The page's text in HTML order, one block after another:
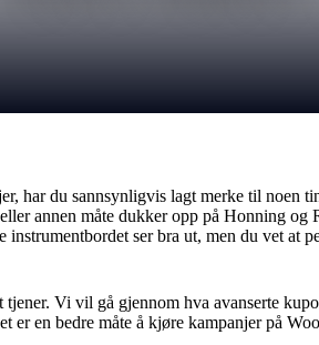
har du sannsynligvis lagt merke til noen
annen måte dukker opp på Honning
ser bra ut, men du vet at
Vi vil gå gjennom hva avanserte
en bedre måte å kjøre kampanjer på